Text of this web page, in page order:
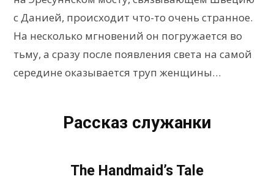
с Данией, происходит что-то очень странное.
На несколько мгновений он погружается во
тьму, а сразу после появления света на самой
середине оказывается труп женщины…
Рассказ служанки
The Handmaid’s Tale